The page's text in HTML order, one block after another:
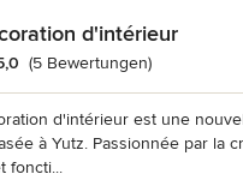
d'intérieur
Bewertung: 5 von 5
(5 Bewertungen)
d'intérieur est une
à Yutz. Passionnée par la
foncti...